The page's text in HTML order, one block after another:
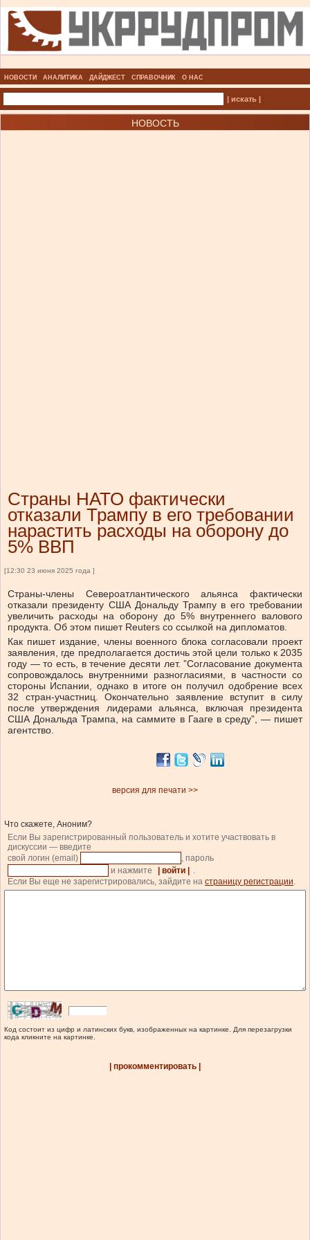
НОВОСТИ АНАЛИТИКА ДАЙДЖЕСТ СПРАВОЧНИК О НАС
| искать |
НОВОСТЬ
Страны НАТО фактически
отказали Трампу в его требовании
нарастить расходы на оборону до
5% ВВП
[12:30 23 июня 2025 года ]
Страны-члены Североатлантического альянса фактически
отказали президенту США Дональду Трампу в его требовании
увеличить расходы на оборону до 5% внутреннего валового
продукта. Об этом пишет Reuters со ссылкой на дипломатов.
Как пишет издание, члены военного блока согласовали проект
заявления, где предполагается достичь этой цели только к 2035
году — то есть, в течение десяти лет. ”Согласование документа
сопровождалось внутренними разногласиями, в частности со
стороны Испании, однако в итоге он получил одобрение всех
32 стран-участниц. Окончательно заявление вступит в силу
после утверждения лидерами альянса, включая президента
США Дональда Трампа, на саммите в Гааге в среду”, — пишет
агентство.
версия для печати >>
Что скажете, Аноним?
Если Вы зарегистрированный пользователь и хотите участвовать в
дискуссии — введите
свой логин (email)
, пароль
и нажмите
| войти |
.
Если Вы еще не зарегистрировались, зайдите на страницу регистрации.
Код состоит из цифр и латинских букв, изображенных на картинке. Для перезагрузки
кода кликните на картинке.
| прокомментировать |